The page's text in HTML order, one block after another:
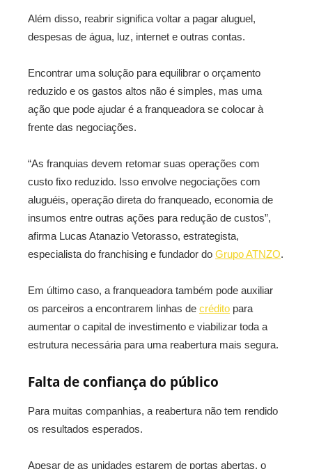
Além disso, reabrir significa voltar a pagar aluguel,
despesas de água, luz, internet e outras contas.
Encontrar uma solução para equilibrar o orçamento
reduzido e os gastos altos não é simples, mas uma
ação que pode ajudar é a franqueadora se colocar à
frente das negociações.
“As franquias devem retomar suas operações com
custo fixo reduzido. Isso envolve negociações com
aluguéis, operação direta do franqueado, economia de
insumos entre outras ações para redução de custos”,
afirma Lucas Atanazio Vetorasso, estrategista,
especialista do franchising e fundador do Grupo ATNZO.
Em último caso, a franqueadora também pode auxiliar
os parceiros a encontrarem linhas de crédito para
aumentar o capital de investimento e viabilizar toda a
estrutura necessária para uma reabertura mais segura.
Falta de confiança do público
Para muitas companhias, a reabertura não tem rendido
os resultados esperados.
Apesar de as unidades estarem de portas abertas, o